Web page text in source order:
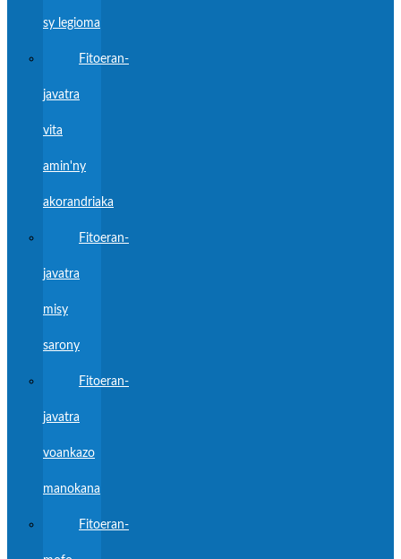
sy legioma
Fitoeran-
javatra
vita
amin'ny
akorandriaka
Fitoeran-
javatra
misy
sarony
Fitoeran-
javatra
voankazo
manokana
Fitoeran-